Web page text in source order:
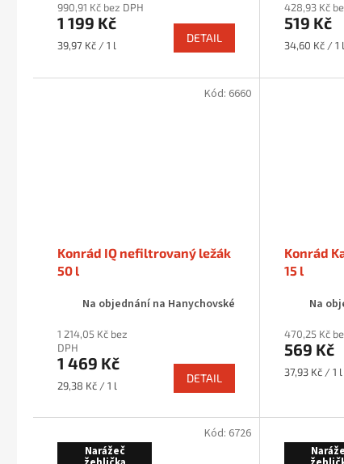
990,91 Kč bez DPH
1 199 Kč
Měrná
39,97 Kč / 1 l
DETAIL
428,93 Kč
519 Kč
Měrná
34,60 Kč / 1 l
Konrád IQ nefiltrovaný ležák
50 l
Na objednání na Hanychovské
1 214,05 Kč bez
DPH
1 469 Kč
Měrná
29,38 Kč / 1 l
DETAIL
Kód: 6660
Konrád
15 l
Na
470,25 Kč
569 Kč
Měrná
37,93 Kč / 1 l
Narážeč
Kód: 6726